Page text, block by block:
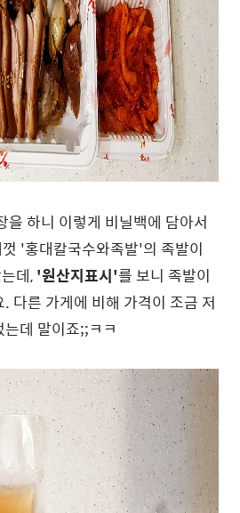
을 하니 이렇게 비닐백에 담아서
'홍대칼국수와족발'의 족발이
데,'원산지표시'를 보니 족발이
다른 가게에 비해 가격이 조금 저
데 말이죠;;ㅋㅋ